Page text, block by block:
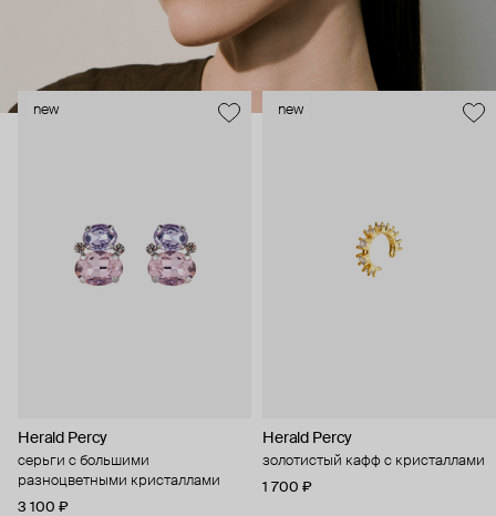
new
Herald Percy
серьги с большими
разноцветными кристаллами
3 100 ₽
new
Herald Percy
золотистый кафф с кристаллами
1 700 ₽